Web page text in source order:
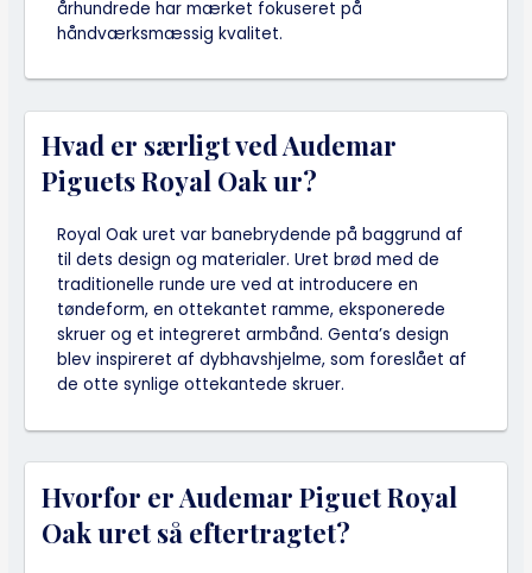
århundrede har mærket fokuseret på
håndværksmæssig kvalitet.
Hvad er særligt ved Audemar
Piguets Royal Oak ur?
Royal Oak uret var banebrydende på baggrund af
til dets design og materialer. Uret brød med de
traditionelle runde ure ved at introducere en
tøndeform, en ottekantet ramme, eksponerede
skruer og et integreret armbånd. Genta’s design
blev inspireret af dybhavshjelme, som foreslået af
de otte synlige ottekantede skruer.
Hvorfor er Audemar Piguet Royal
Oak uret så eftertragtet?